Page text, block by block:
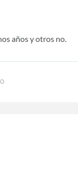
años y otros no.
0